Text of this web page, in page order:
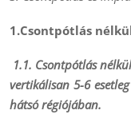
1.Csontpótlás
1.1. Csontpótlás
vertikálisan 5-6
hátsó régiójában.